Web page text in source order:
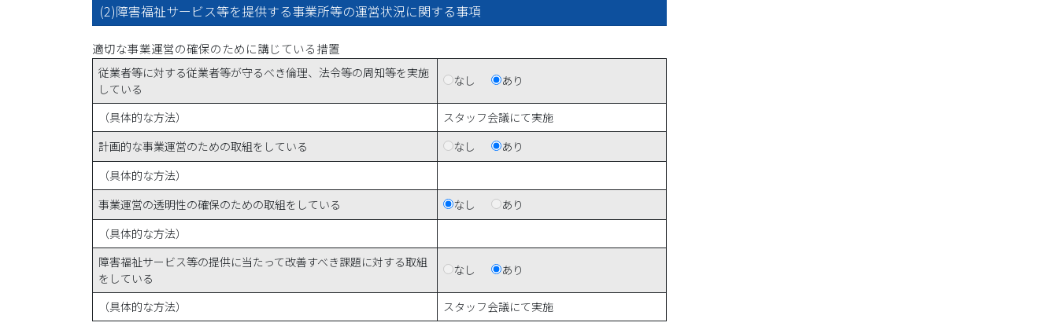
(2)障害福祉サービス等を提供する事業所等の運営状況に関する事項
適切な事業運営の確保のために講じている措置
従業者等に対する従業者等が守るべき倫理、法令等の周知等を実施
している
なし あり
（具体的な方法）
スタッフ会議にて実施
計画的な事業運営のための取組をしている
なし
あり
（具体的な方法）
事業運営の透明性の確保のための取組をしている
なし
あり
（具体的な方法）
障害福祉サービス等の提供に当たって改善すべき課題に対する取組
をしている
なし あり
（具体的な方法） スタッフ会議にて実施